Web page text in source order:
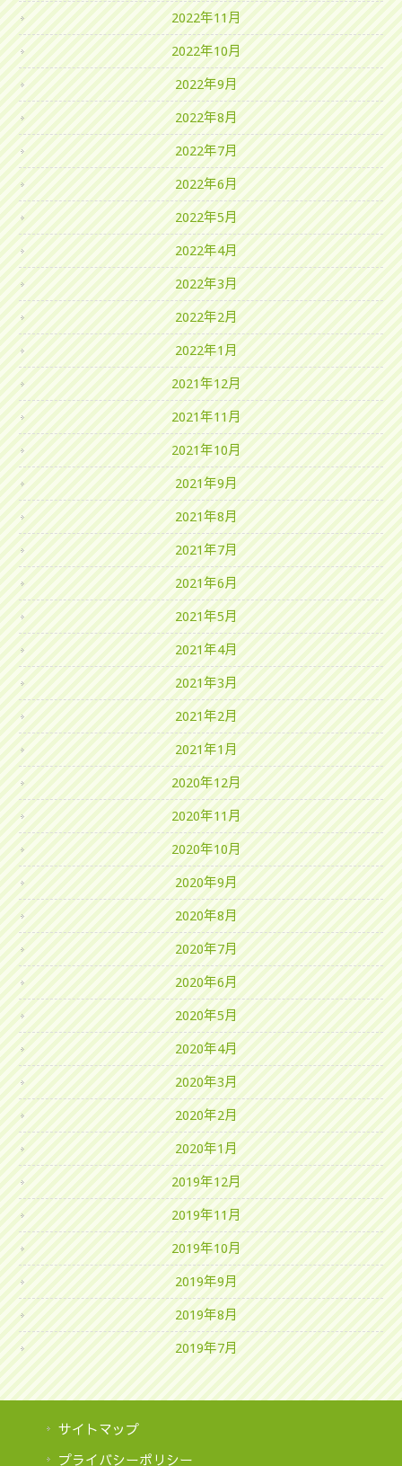
2022年11月
2022年10月
2022年9月
2022年8月
2022年7月
2022年6月
2022年5月
2022年4月
2022年3月
2022年2月
2022年1月
2021年12月
2021年11月
2021年10月
2021年9月
2021年8月
2021年7月
2021年6月
2021年5月
2021年4月
2021年3月
2021年2月
2021年1月
2020年12月
2020年11月
2020年10月
2020年9月
2020年8月
2020年7月
2020年6月
2020年5月
2020年4月
2020年3月
2020年2月
2020年1月
2019年12月
2019年11月
2019年10月
2019年9月
2019年8月
2019年7月
サイトマップ
プライバシーポリシー